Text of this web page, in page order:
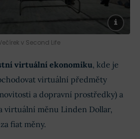
v Second Life
virtuální ekonomiku, kde je
virtuální předměty
a dopravní prostředky) a
virtuální měnu Linden Dollar,
fiat měny.